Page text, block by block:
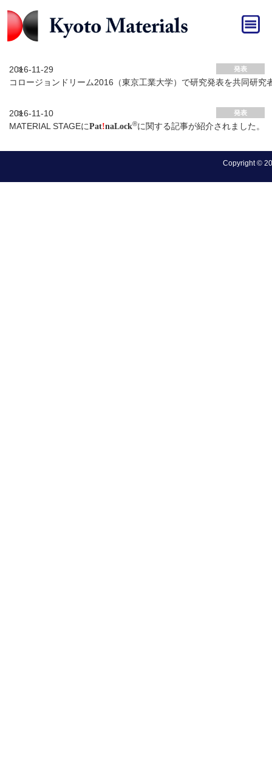
HOME
発表 アーカイブ
2016-11-29 発表
コロージョンドリーム2016（東京工業大学）で研究発表を共同研究
2016-11-10 発表
MATERIAL STAGEにPat!naLock®に関する記事が紹介されました。
Copyright ©